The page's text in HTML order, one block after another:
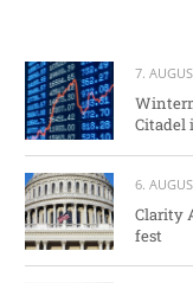
7.
Citadel
6.
Clarity
fest